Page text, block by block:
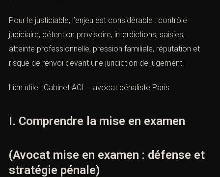
Pour le justiciable, l’enjeu est considérable : contrôle
judiciaire, détention provisoire, interdictions, saisies,
atteinte professionnelle, pression familiale, réputation et
risque de renvoi devant une juridiction de jugement.
Lien utile : Cabinet ACI – avocat pénaliste Paris
I. Comprendre la mise en examen
(Avocat mise en examen : défense
et stratégie pénale)